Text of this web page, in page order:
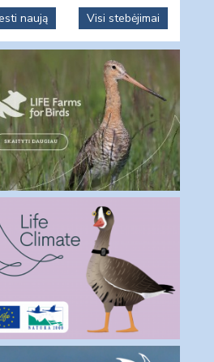
naują
Visi stebėjimai